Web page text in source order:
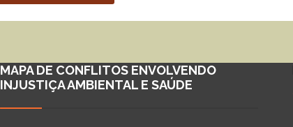
MAPA DE CONFLITOS ENVOLVENDO
INJUSTIÇA AMBIENTAL E SAÚDE